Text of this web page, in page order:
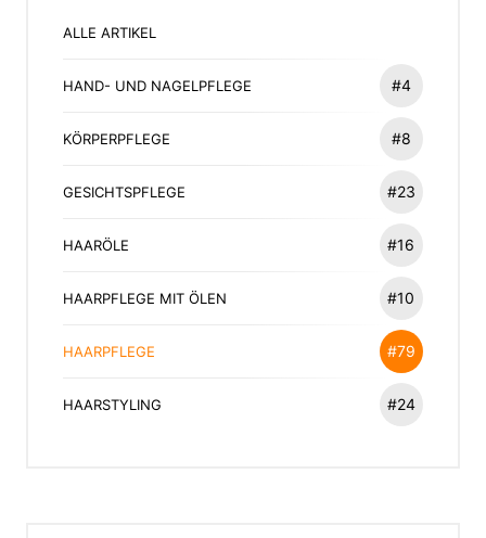
ALLE ARTIKEL
HAND- UND NAGELPFLEGE #4
KÖRPERPFLEGE #8
GESICHTSPFLEGE #23
HAARÖLE #16
HAARPFLEGE MIT ÖLEN #10
HAARPFLEGE #79
HAARSTYLING #24